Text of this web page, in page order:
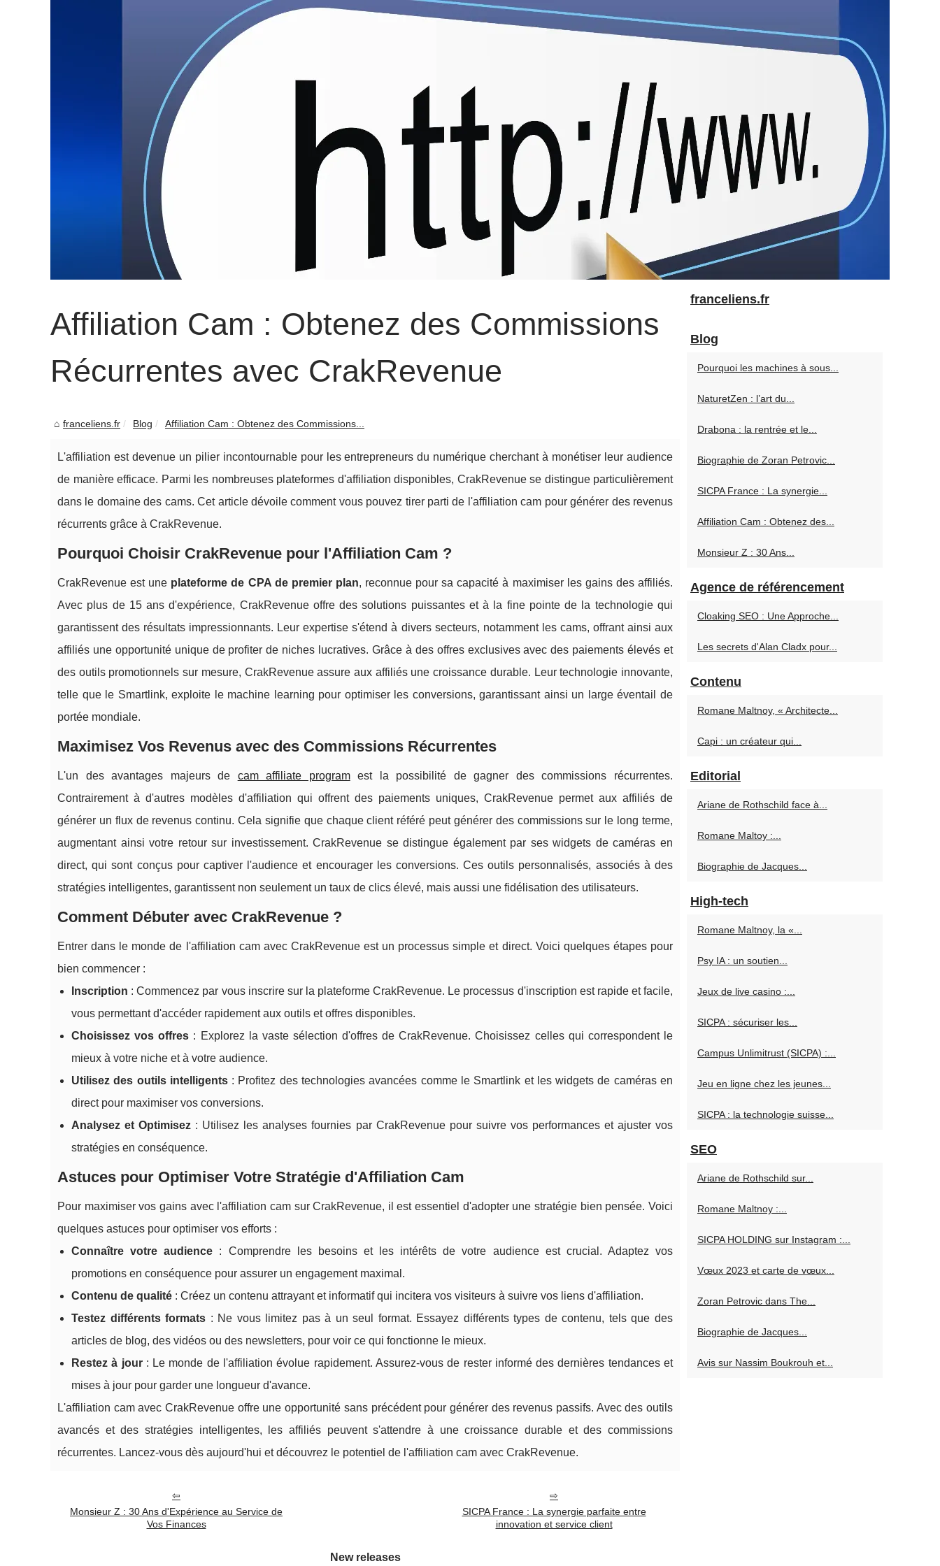
Affiliation Cam : Obtenez des Commissions
Récurrentes avec CrakRevenue
franceliens.fr Blog Affiliation Cam : Obtenez des Commissions...
L'affiliation est devenue un pilier incontournable pour les entrepreneurs du numérique cherchant à monétiser leur audience
de manière efficace. Parmi les nombreuses plateformes d'affiliation disponibles, CrakRevenue se distingue particulièrement
dans le domaine des cams. Cet article dévoile comment vous pouvez tirer parti de l'affiliation cam pour générer des revenus
récurrents grâce à CrakRevenue.
Pourquoi Choisir CrakRevenue pour l'Affiliation Cam ?
CrakRevenue est une plateforme de CPA de premier plan, reconnue pour sa capacité à maximiser les gains des affiliés.
Avec plus de 15 ans d'expérience, CrakRevenue offre des solutions puissantes et à la fine pointe de la technologie qui
garantissent des résultats impressionnants. Leur expertise s'étend à divers secteurs, notamment les cams, offrant ainsi aux
affiliés une opportunité unique de profiter de niches lucratives. Grâce à des offres exclusives avec des paiements élevés et
des outils promotionnels sur mesure, CrakRevenue assure aux affiliés une croissance durable. Leur technologie innovante,
telle que le Smartlink, exploite le machine learning pour optimiser les conversions, garantissant ainsi un large éventail de
portée mondiale.
Maximisez Vos Revenus avec des Commissions Récurrentes
L'un des avantages majeurs de cam affiliate programest la possibilité de gagner des commissions récurrentes.
Contrairement à d'autres modèles d'affiliation qui offrent des paiements uniques, CrakRevenue permet aux affiliés de
générer un flux de revenus continu. Cela signifie que chaque client référé peut générer des commissions sur le long terme,
augmentant ainsi votre retour sur investissement. CrakRevenue se distingue également par ses widgets de caméras en
direct, qui sont conçus pour captiver l'audience et encourager les conversions. Ces outils personnalisés, associés à des
stratégies intelligentes, garantissent non seulement un taux de clics élevé, mais aussi une fidélisation des utilisateurs.
Comment Débuter avec CrakRevenue ?
Entrer dans le monde de l'affiliation cam avec CrakRevenue est un processus simple et direct. Voici quelques étapes pour
bien commencer :
Inscription : Commencez par vous inscrire sur la plateforme CrakRevenue. Le processus d'inscription est rapide et facile,
vous permettant d'accéder rapidement aux outils et offres disponibles.
Choisissez vos offres : Explorez la vaste sélection d'offres de CrakRevenue. Choisissez celles qui correspondent le
mieux à votre niche et à votre audience.
Utilisez des outils intelligents: Profitez des technologies avancées comme le Smartlink et les widgets de caméras en
direct pour maximiser vos conversions.
Analysez et Optimisez : Utilisez les analyses fournies par CrakRevenue pour suivre vos performances et ajuster vos
stratégies en conséquence.
Astuces pour Optimiser Votre Stratégie d'Affiliation Cam
Pour maximiser vos gains avec l'affiliation cam sur CrakRevenue, il est essentiel d'adopter une stratégie bien pensée. Voici
quelques astuces pour optimiser vos efforts :
Connaître votre audience : Comprendre les besoins et les intérêts de votre audience est crucial. Adaptez vos
promotions en conséquence pour assurer un engagement maximal.
Contenu de qualité : Créez un contenu attrayant et informatif qui incitera vos visiteurs à suivre vos liens d'affiliation.
Testez différents formats : Ne vous limitez pas à un seul format. Essayez différents types de contenu, tels que des
articles de blog, des vidéos ou des newsletters, pour voir ce qui fonctionne le mieux.
Restez à jour: Le monde de l'affiliation évolue rapidement. Assurez-vous de rester informé des dernières tendances et
mises à jour pour garder une longueur d'avance.
L'affiliation cam avec CrakRevenue offre une opportunité sans précédent pour générer des revenus passifs. Avec des outils
avancés et des stratégies intelligentes, les affiliés peuvent s'attendre à une croissance durable et des commissions
récurrentes. Lancez-vous dès aujourd'hui et découvrez le potentiel de l'affiliation cam avec CrakRevenue.
Monsieur Z : 30 Ans d'Expérience au Service de
Vos Finances
SICPA France : La synergie parfaite entre
innovation et service client
New releases
franceliens.fr
Blog
Pourquoi les machines à sous...
NaturetZen : l’art du...
Drabona : la rentrée et le...
Biographie de Zoran Petrovic...
SICPA France : La synergie...
Affiliation Cam : Obtenez des...
Monsieur Z : 30 Ans...
Agence de référencement
Cloaking SEO : Une Approche...
Les secrets d'Alan Cladx pour...
Contenu
Romane Maltnoy, « Architecte...
Capi : un créateur qui...
Editorial
Ariane de Rothschild face à...
Romane Maltoy :...
Biographie de Jacques...
High-tech
Romane Maltnoy, la «...
Psy IA : un soutien...
Jeux de live casino :...
SICPA : sécuriser les...
Campus Unlimitrust (SICPA) :...
Jeu en ligne chez les jeunes...
SICPA : la technologie suisse...
SEO
Ariane de Rothschild sur...
Romane Maltnoy :...
SICPA HOLDING sur Instagram :...
Vœux 2023 et carte de vœux...
Zoran Petrovic dans The...
Biographie de Jacques...
Avis sur Nassim Boukrouh et...